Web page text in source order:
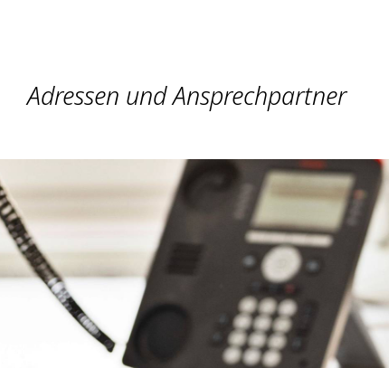
Adressen und Ansprechpartner